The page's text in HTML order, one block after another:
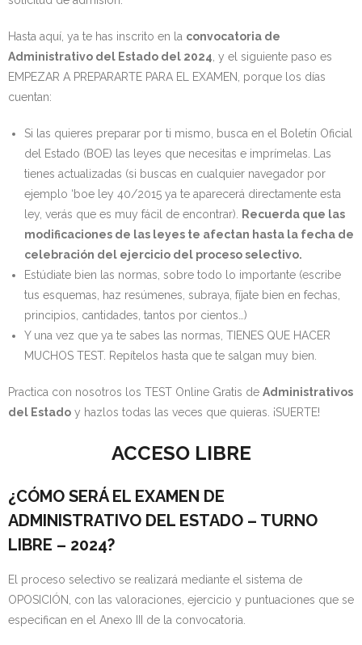
Hasta aquí, ya te has inscrito en la convocatoria de
Administrativo del Estado del 2024, y el siguiente paso es
EMPEZAR A PREPARARTE PARA EL EXAMEN, porque los días
cuentan:
Si las quieres preparar por ti mismo, busca en el Boletín Oficial
del Estado (BOE) las leyes que necesitas e imprímelas. Las
tienes actualizadas (si buscas en cualquier navegador por
ejemplo ‘boe ley 40/2015 ya te aparecerá directamente esta
ley, verás que es muy fácil de encontrar). Recuerda que las
modificaciones de las leyes te afectan hasta la fecha de
celebración del ejercicio del proceso selectivo.
Estúdiate bien las normas, sobre todo lo importante (escribe
tus esquemas, haz resúmenes, subraya, fíjate bien en fechas,
principios, cantidades, tantos por cientos…)
Y una vez que ya te sabes las normas, TIENES QUE HACER
MUCHOS TEST. Repítelos hasta que te salgan muy bien.
Practica con nosotros los TEST Online Gratis de Administrativos
del Estado y hazlos todas las veces que quieras. ¡SUERTE!
ACCESO LIBRE
¿CÓMO SERÁ EL EXAMEN DE
ADMINISTRATIVO DEL ESTADO – TURNO
LIBRE – 2024?
El proceso selectivo se realizará mediante el sistema de
OPOSICIÓN, con las valoraciones, ejercicio y puntuaciones que se
especifican en el Anexo III de la convocatoria.